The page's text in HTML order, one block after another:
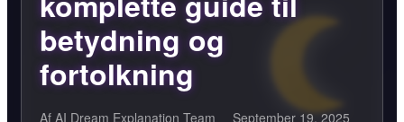
betydning og
fortolkning
Af AI Dream Explanation Team
September 19, 2025